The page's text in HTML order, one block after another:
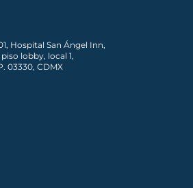
Hospital San Ángel Inn,
lobby, local 1,
03330, CDMX